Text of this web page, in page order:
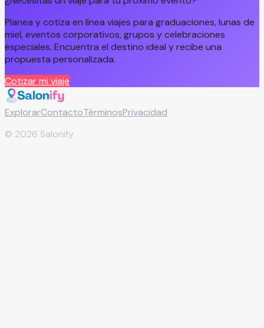
Planea y cotiza en línea viajes para graduaciones, lunas de
miel, eventos corporativos, grupos y celebraciones
especiales. Encuentra el destino ideal y recibe una
propuesta personalizada.
Cotizar mi viaje
ExplorarContactoTérminosPrivacidad
© 2026 Salonify